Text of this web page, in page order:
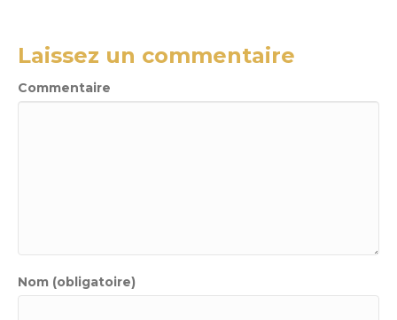
Laissez un commentaire
Commentaire
Nom (obligatoire)